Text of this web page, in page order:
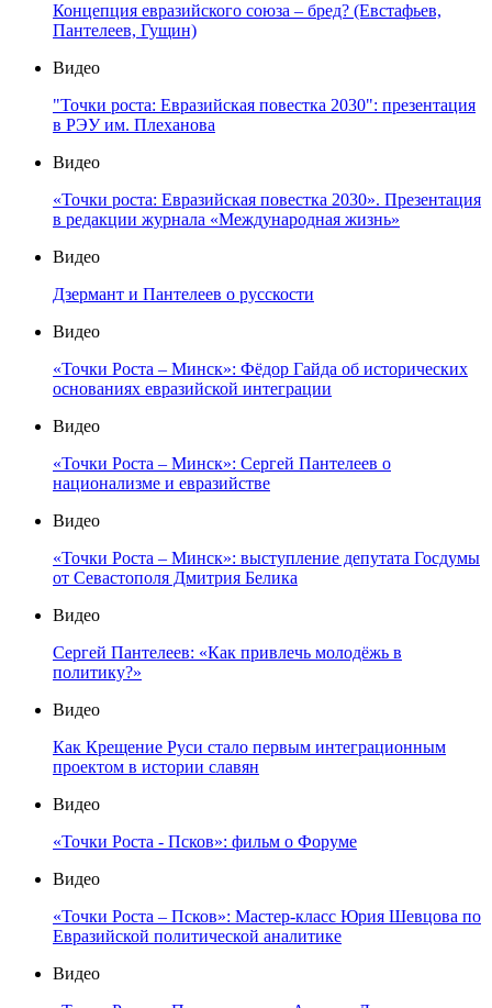
Концепция евразийского союза – бред? (Евстафьев,
Пантелеев, Гущин)
Видео
"Точки роста: Евразийская повестка 2030": презентация
в РЭУ им. Плеханова
Видео
«Точки роста: Евразийская повестка 2030». Презентация
в редакции журнала «Международная жизнь»
Видео
Дзермант и Пантелеев о русскости
Видео
«Точки Роста – Минск»: Фёдор Гайда об исторических
основаниях евразийской интеграции
Видео
«Точки Роста – Минск»: Сергей Пантелеев о
национализме и евразийстве
Видео
«Точки Роста – Минск»: выступление депутата Госдумы
от Севастополя Дмитрия Белика
Видео
Сергей Пантелеев: «Как привлечь молодёжь в
политику?»
Видео
Как Крещение Руси стало первым интеграционным
проектом в истории славян
Видео
«Точки Роста - Псков»: фильм о Форуме
Видео
«Точки Роста – Псков»: Мастер-класс Юрия Шевцова по
Евразийской политической аналитике
Видео